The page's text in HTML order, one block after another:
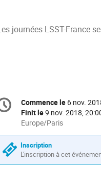
journées LSST-France
Date/Heure
Commence le 6 nov.
Finit le9 nov. 2018,
Toutes
les
horaires
sont
en
Europe/Paris
Inscription
L'inscription à cet